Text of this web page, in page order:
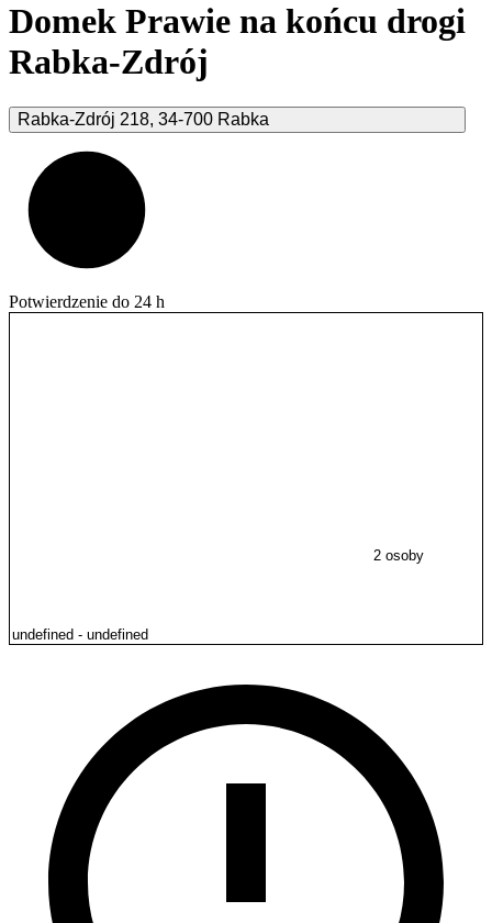
Domek Prawie na końcu drogi
Rabka-Zdrój
Rabka-Zdrój 218, 34-700 Rabka
Potwierdzenie do 24 h
2 osoby